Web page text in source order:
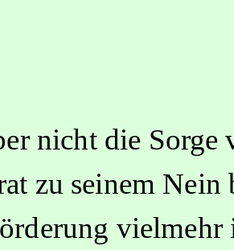
nicht die Sorge
zu seinem Nein